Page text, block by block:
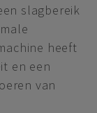
slagbereik
heeft
en een
van